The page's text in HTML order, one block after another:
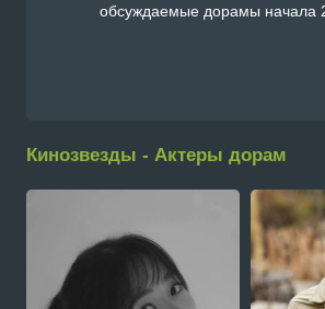
обсуждаемые дорамы начала
Кинозвезды - Актеры дорам